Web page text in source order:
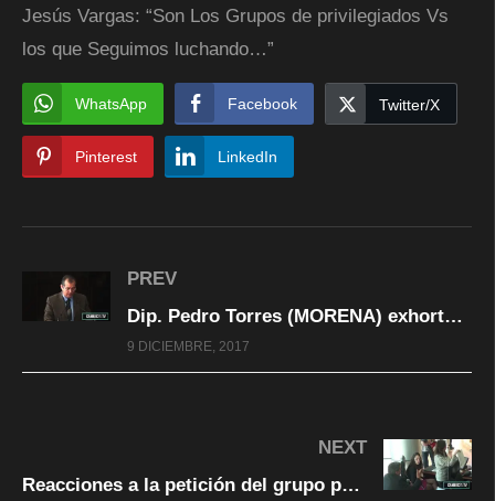
Jesús Vargas: “Son Los Grupos de privilegiados Vs
los que Seguimos luchando…”
WhatsApp Facebook Twitter/X
Pinterest LinkedIn
PREV
Dip. Pedro Torres (MORENA) exhortó a Autoridades a proteger derechos humanos de inmigrantes
9 DICIEMBRE, 2017
NEXT
Reacciones a la petición del grupo parlamentario MORENA a que no se apruebe la ley de seguridad interior